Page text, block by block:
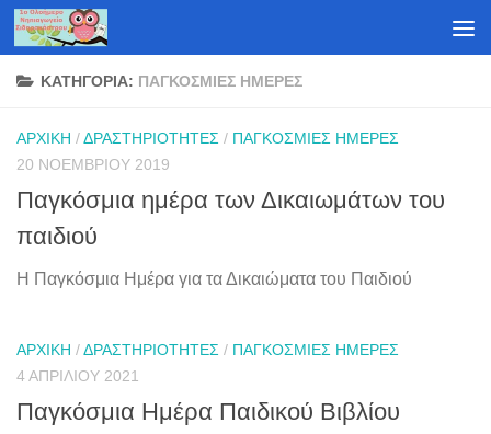
Skip to content
ΚΑΤΗΓΟΡΊΑ: ΠΑΓΚΌΣΜΙΕΣ ΗΜΈΡΕΣ
ΑΡΧΙΚΉ /ΔΡΑΣΤΗΡΙΌΤΗΤΕΣ / ΠΑΓΚΌΣΜΙΕΣ ΗΜΈΡΕΣ
20 ΝΟΕΜΒΡΊΟΥ 2019
Παγκόσμια ημέρα των Δικαιωμάτων του
παιδιού
Η Παγκόσμια Ημέρα για τα Δικαιώματα του Παιδιού
ΑΡΧΙΚΉ /ΔΡΑΣΤΗΡΙΌΤΗΤΕΣ / ΠΑΓΚΌΣΜΙΕΣ ΗΜΈΡΕΣ
4 ΑΠΡΙΛΊΟΥ 2021
Παγκόσμια Ημέρα Παιδικού Βιβλίου